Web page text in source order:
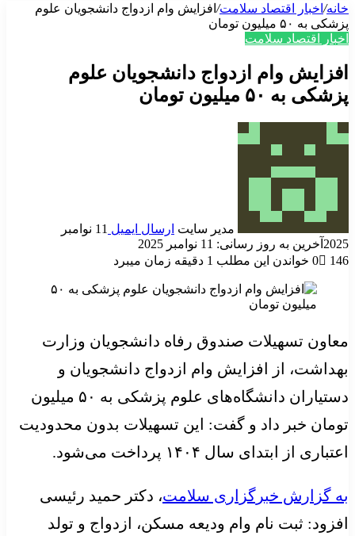
خانه/ اخبار اقتصاد سلامت/ افزایش وام ازدواج دانشجویان علوم
پزشکی به ۵۰ میلیون تومان
اخبار اقتصاد سلامت
افزایش وام ازدواج دانشجویان علوم
پزشکی به ۵۰ میلیون تومان
مدیر سایت ارسال ایمیل
11 نوامبر
2025 آخرین به روز رسانی: 11 نوامبر 2025
0
146 خواندن این مطلب 1 دقیقه زمان میبرد
معاون تسهیلات صندوق رفاه دانشجویان وزارت
بهداشت، از افزایش وام ازدواج دانشجویان و
دستیاران دانشگاه‌های علوم پزشکی به ۵۰ میلیون
تومان خبر داد و گفت: این تسهیلات بدون محدودیت
اعتباری از ابتدای سال ۱۴۰۴ پرداخت می‌شود.
به گزارش خبرگزاری سلامت، دکتر حمید رئیسی
افزود: ثبت نام وام ودیعه مسکن، ازدواج و تولد